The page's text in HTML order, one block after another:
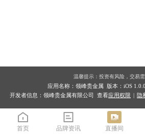
首页 品牌资讯 直播间
温馨提示：投资有风险，交易
应用名称：领峰贵金属 版本：iOS 1.0.0
开发者信息：领峰贵金属有限公司 查看应用权限 | 隐